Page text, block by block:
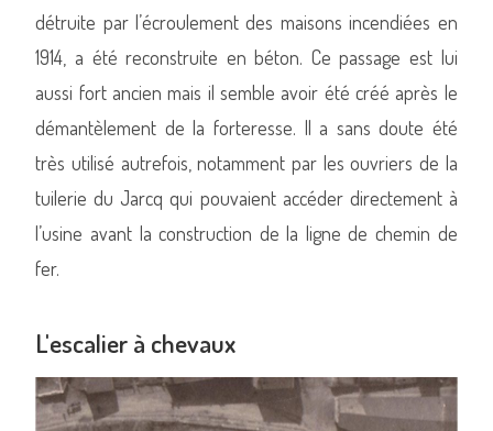
détruite par l’écroulement des maisons incendiées en
1914, a été reconstruite en béton. Ce passage est lui
aussi fort ancien mais il semble avoir été créé après le
démantèlement de la forteresse. Il a sans doute été
très utilisé autrefois, notamment par les ouvriers de la
tuilerie du Jarcq qui pouvaient accéder directement à
l’usine avant la construction de la ligne de chemin de
fer.
L'escalier à chevaux